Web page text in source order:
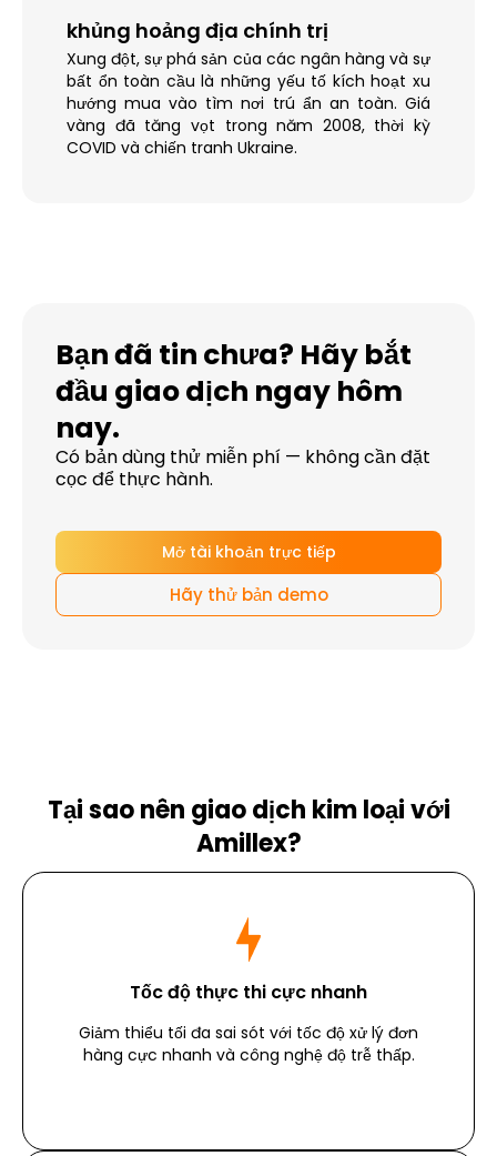
khủng hoảng địa chính trị
Xung đột, sự phá sản của các ngân hàng và sự
bất ổn toàn cầu là những yếu tố kích hoạt xu
hướng mua vào tìm nơi trú ẩn an toàn. Giá
vàng đã tăng vọt trong năm 2008, thời kỳ
COVID và chiến tranh Ukraine.
Bạn đã tin chưa? Hãy bắt
đầu giao dịch ngay hôm
nay.
Có bản dùng thử miễn phí — không cần đặt
cọc để thực hành.
Mở tài khoản trực tiếp
Hãy thử bản demo
Tại sao nên giao dịch kim loại với
Amillex?
Tốc độ thực thi cực nhanh
Giảm thiểu tối đa sai sót với tốc độ xử lý đơn
hàng cực nhanh và công nghệ độ trễ thấp.